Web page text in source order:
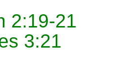
2:19-21
3:21